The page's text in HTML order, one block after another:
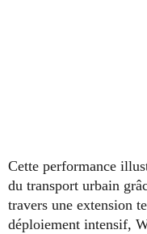
Cette performance
du transport urbain
travers une extension
déploiement intensif,